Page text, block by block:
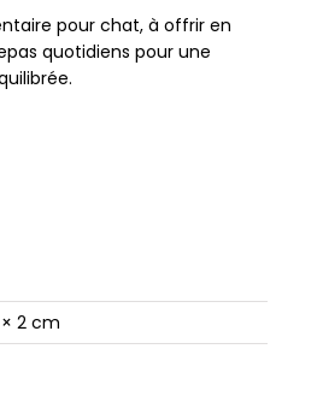
pour chat, à offrir en
quotidiens pour une
× 2 cm